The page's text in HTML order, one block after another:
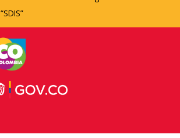
“SDIS”